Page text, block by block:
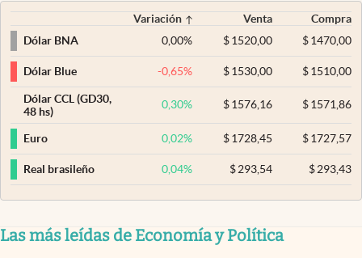
Variación Venta
Compra
Dólar BNA
0,00% $ 1520,00 $1470,00
Dólar Blue -0,65% $ 1530,00 $1510,00
Dólar CCL (GD30,
48 hs)
0,30% $ 1576,16 $1571,86
Euro 0,02% $ 1728,45 $1727,57
Real brasileño 0,04% $ 293,54 $293,43
Las más leídas de Economía y Política